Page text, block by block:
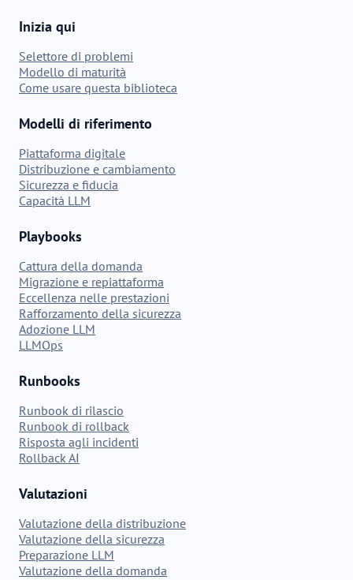
Inizia qui
Selettore di problemi
Modello di maturità
Come usare questa biblioteca
Modelli di riferimento
Piattaforma digitale
Distribuzione e cambiamento
Sicurezza e fiducia
Capacità LLM
Playbooks
Cattura della domanda
Migrazione e repiattaforma
Eccellenza nelle prestazioni
Rafforzamento della sicurezza
Adozione LLM
LLMOps
Runbooks
Runbook di rilascio
Runbook di rollback
Risposta agli incidenti
Rollback AI
Valutazioni
Valutazione della distribuzione
Valutazione della sicurezza
Preparazione LLM
Valutazione della domanda